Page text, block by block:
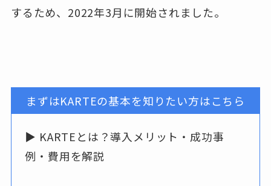
するため、2022年3月に開始されました。
まずはKARTEの基本を知りたい方はこちら
▶ KARTEとは？導入メリット・成功事
例・費用を解説